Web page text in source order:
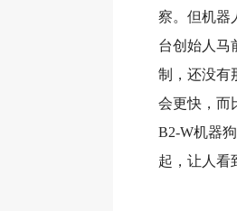
察。但机器
台创始人马
制，还没有
会更快，而
B2-W机器
起，让人看